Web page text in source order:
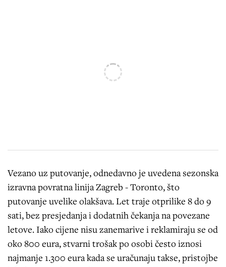
Vezano uz putovanje, odnedavno je uvedena sezonska
izravna povratna linija Zagreb - Toronto, što
putovanje uvelike olakšava. Let traje otprilike 8 do 9
sati, bez presjedanja i dodatnih čekanja na povezane
letove. Iako cijene nisu zanemarive i reklamiraju se od
oko 800 eura, stvarni trošak po osobi često iznosi
najmanje 1.300 eura kada se uračunaju takse, pristojbe